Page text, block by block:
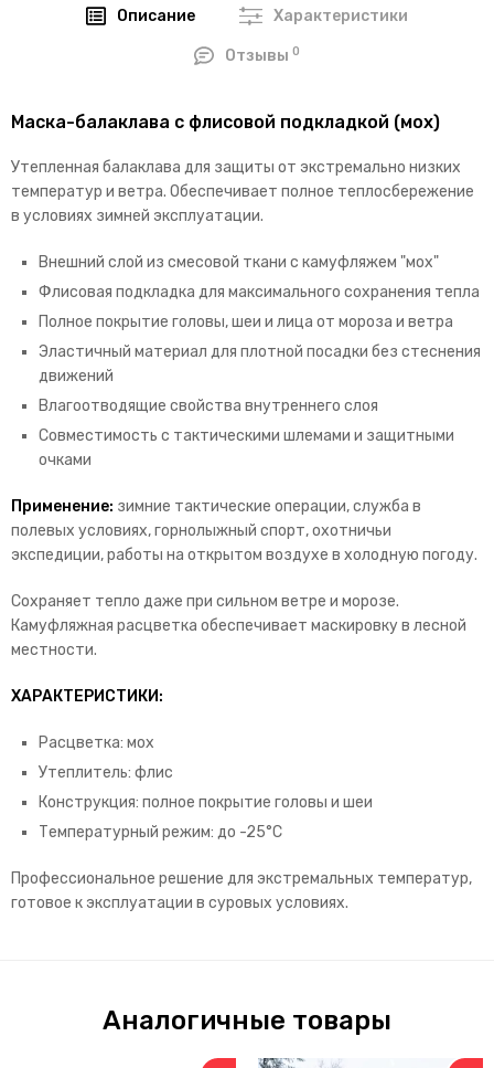
Описание Характеристики
Отзывы0
Маска-балаклава с флисовой подкладкой (мох)
Утепленная балаклава для защиты от экстремально низких
температур и ветра. Обеспечивает полное теплосбережение
в условиях зимней эксплуатации.
Внешний слой из смесовой ткани с камуфляжем "мох"
Флисовая подкладка для максимального сохранения тепла
Полное покрытие головы, шеи и лица от мороза и ветра
Эластичный материал для плотной посадки без стеснения
движений
Влагоотводящие свойства внутреннего слоя
Совместимость с тактическими шлемами и защитными
очками
Применение: зимние тактические операции, служба в
полевых условиях, горнолыжный спорт, охотничьи
экспедиции, работы на открытом воздухе в холодную погоду.
Сохраняет тепло даже при сильном ветре и морозе.
Камуфляжная расцветка обеспечивает маскировку в лесной
местности.
ХАРАКТЕРИСТИКИ:
Расцветка: мох
Утеплитель: флис
Конструкция: полное покрытие головы и шеи
Температурный режим: до -25°C
Профессиональное решение для экстремальных температур,
готовое к эксплуатации в суровых условиях.
Аналогичные товары